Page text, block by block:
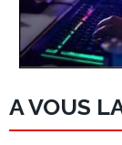
A VOUS